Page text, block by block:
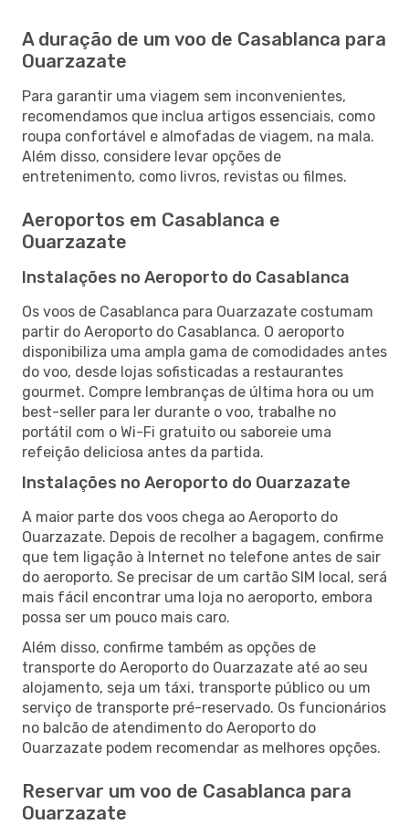
A duração de um voo de Casablanca para
Ouarzazate
Para garantir uma viagem sem inconvenientes,
recomendamos que inclua artigos essenciais, como
roupa confortável e almofadas de viagem, na mala.
Além disso, considere levar opções de
entretenimento, como livros, revistas ou filmes.
Aeroportos em Casablanca e
Ouarzazate
Instalações no Aeroporto do Casablanca
Os voos de Casablanca para Ouarzazate costumam
partir do Aeroporto do Casablanca. O aeroporto
disponibiliza uma ampla gama de comodidades antes
do voo, desde lojas sofisticadas a restaurantes
gourmet. Compre lembranças de última hora ou um
best-seller para ler durante o voo, trabalhe no
portátil com o Wi-Fi gratuito ou saboreie uma
refeição deliciosa antes da partida.
Instalações no Aeroporto do Ouarzazate
A maior parte dos voos chega ao Aeroporto do
Ouarzazate. Depois de recolher a bagagem, confirme
que tem ligação à Internet no telefone antes de sair
do aeroporto. Se precisar de um cartão SIM local, será
mais fácil encontrar uma loja no aeroporto, embora
possa ser um pouco mais caro.
Além disso, confirme também as opções de
transporte do Aeroporto do Ouarzazate até ao seu
alojamento, seja um táxi, transporte público ou um
serviço de transporte pré-reservado. Os funcionários
no balcão de atendimento do Aeroporto do
Ouarzazate podem recomendar as melhores opções.
Reservar um voo de Casablanca para
Ouarzazate